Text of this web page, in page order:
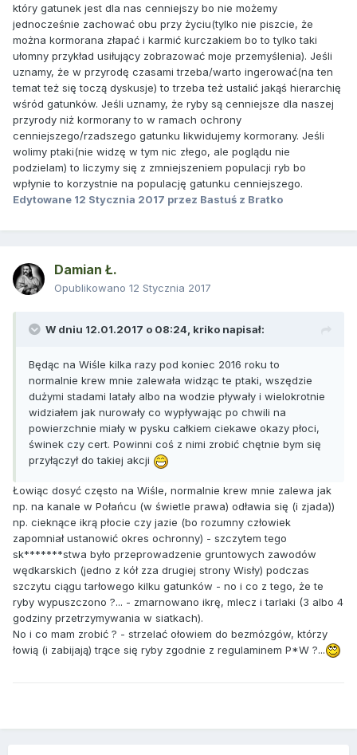
który gatunek jest dla nas cenniejszy bo nie możemy
jednocześnie zachować obu przy życiu(tylko nie piszcie, że
można kormorana złapać i karmić kurczakiem bo to tylko taki
ułomny przykład usiłujący zobrazować moje przemyślenia). Jeśli
uznamy, że w przyrodę czasami trzeba/warto ingerować(na ten
temat też się toczą dyskusje) to trzeba też ustalić jakąś hierarchię
wśród gatunków. Jeśli uznamy, że ryby są cenniejsze dla naszej
przyrody niż kormorany to w ramach ochrony
cenniejszego/rzadszego gatunku likwidujemy kormorany. Jeśli
wolimy ptaki(nie widzę w tym nic złego, ale poglądu nie
podzielam) to liczymy się z zmniejszeniem populacji ryb bo
wpłynie to korzystnie na populację gatunku cenniejszego.
Edytowane 12 Stycznia 2017 przez Bastuś z Bratko
Damian Ł.
Opublikowano 12 Stycznia 2017
W dniu 12.01.2017 o 08:24, kriko napisał:
Będąc na Wiśle kilka razy pod koniec 2016 roku to
normalnie krew mnie zalewała widząc te ptaki, wszędzie
dużymi stadami latały albo na wodzie pływały i wielokrotnie
widziałem jak nurowały co wypływając po chwili na
powierzchnie miały w pysku całkiem ciekawe okazy płoci,
świnek czy cert. Powinni coś z nimi zrobić chętnie bym się
przyłączył do takiej akcji
Łowiąc dosyć często na Wiśle, normalnie krew mnie zalewa jak
np. na kanale w Połańcu (w świetle prawa) odławia się (i zjada))
np. cieknące ikrą płocie czy jazie (bo rozumny człowiek
zapomniał ustanowić okres ochronny) - szczytem tego
sk*******stwa było przeprowadzenie gruntowych zawodów
wędkarskich (jedno z kół zza drugiej strony Wisły) podczas
szczytu ciągu tarłowego kilku gatunków - no i co z tego, że te
ryby wypuszczono ?... - zmarnowano ikrę, mlecz i tarlaki (3 albo 4
godziny przetrzymywania w siatkach).
No i co mam zrobić ? - strzelać ołowiem do bezmózgów, którzy
łowią (i zabijają) trące się ryby zgodnie z regulaminem P*W ?...